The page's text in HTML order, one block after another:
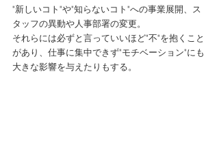
"新しいコト"や"知らないコト"への事業展開、ス
タッフの異動や人事部署の変更。
それらには必ずと言っていいほど"不"を抱くこと
があり、仕事に集中できず"モチベーション"にも
大きな影響を与えたりもする。